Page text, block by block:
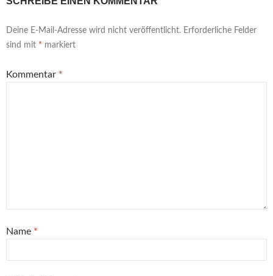
Deine E-Mail-Adresse wird nicht veröffentlicht. Erforderliche Felder
sind mit * markiert
Kommentar *
Name *